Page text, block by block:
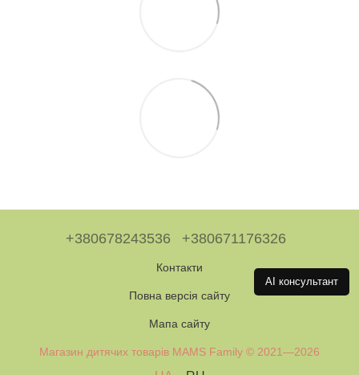
+380678243536 +380671176326
Контакти
Повна версія сайту
Мапа сайту
Магазин дитячих товарів MAMS Family © 2021—2026
AI консультант